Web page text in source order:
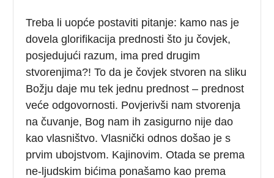
Treba li uopće postaviti pitanje: kamo nas je
dovela glorifikacija prednosti što ju čovjek,
posjedujući razum, ima pred drugim
stvorenjima?! To da je čovjek stvoren na sliku
Božju daje mu tek jednu prednost – prednost
veće odgovornosti. Povjerivši nam stvorenja
na čuvanje, Bog nam ih zasigurno nije dao
kao vlasništvo. Vlasnički odnos došao je s
prvim ubojstvom. Kajinovim. Otada se prema
ne-ljudskim bićima ponašamo kao prema